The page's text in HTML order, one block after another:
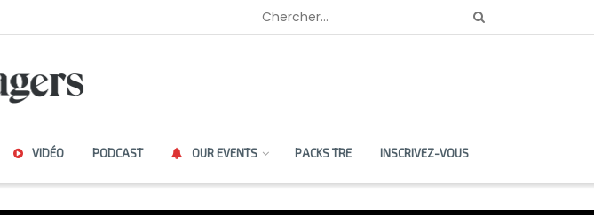
VIDÉO PODCAST OUR EVENTS PACKS TRE INSCRIVEZ-VOUS